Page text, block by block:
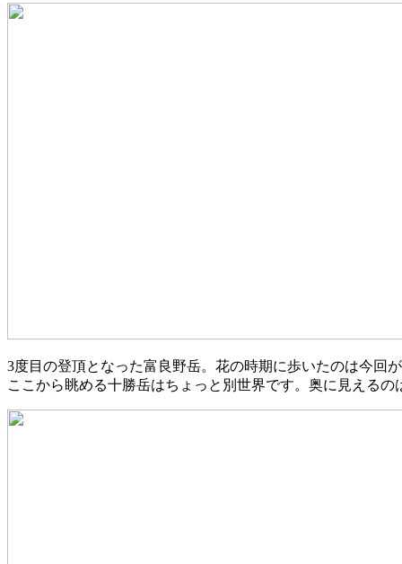
3度目の登頂となった富良野岳。花の時期に歩いたのは今回
ここから眺める十勝岳はちょっと別世界です。奥に見えるの